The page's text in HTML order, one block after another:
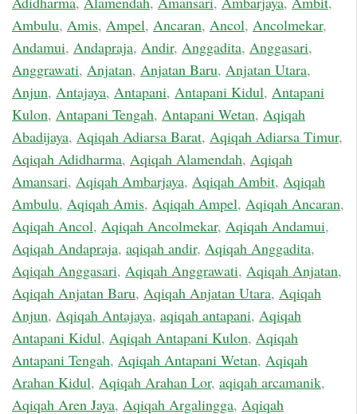
Ambulu, Amis, Ampel, Ancaran, Ancol, Ancolmekar,
Andamui, Andapraja, Andir, Anggadita, Anggasari,
Anggrawati, Anjatan, Anjatan Baru, Anjatan Utara,
Anjun, Antajaya, Antapani, Antapani Kidul, Antapani
Kulon, Antapani Tengah, Antapani Wetan, Aqiqah
Abadijaya, Aqiqah Adiarsa Barat, Aqiqah Adiarsa Timur,
Aqiqah Adidharma, Aqiqah Alamendah, Aqiqah
Amansari, Aqiqah Ambarjaya, Aqiqah Ambit, Aqiqah
Ambulu, Aqiqah Amis, Aqiqah Ampel, Aqiqah Ancaran,
Aqiqah Ancol, Aqiqah Ancolmekar, Aqiqah Andamui,
Aqiqah Andapraja, aqiqah andir, Aqiqah Anggadita,
Aqiqah Anggasari, Aqiqah Anggrawati, Aqiqah Anjatan,
Aqiqah Anjatan Baru, Aqiqah Anjatan Utara, Aqiqah
Anjun, Aqiqah Antajaya, aqiqah antapani, Aqiqah
Antapani Kidul, Aqiqah Antapani Kulon, Aqiqah
Antapani Tengah, Aqiqah Antapani Wetan, Aqiqah
Arahan Kidul, Aqiqah Arahan Lor, aqiqah arcamanik,
Aqiqah Aren Jaya, Aqiqah Argalingga, Aqiqah